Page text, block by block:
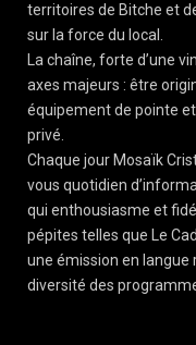
territoires de Bitche et
sur la force du local.
La chaîne, forte d’une
axes majeurs : être
équipement de pointe
privé.
Chaque jour Mosaïk
vous quotidien
qui enthousiasme et
pépites telles que Le
une émission en
diversité des